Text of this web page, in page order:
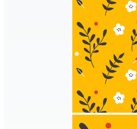
Motion graphics
Redactionele Afbeeldingen
Redactionele Evenementen